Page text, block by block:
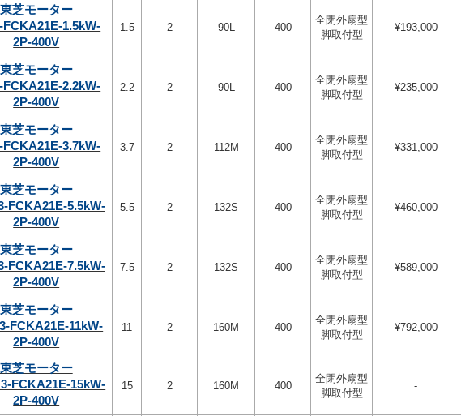
東芝モーター
FCKA21E-1.5kW-
2P-400V
1.5 2 90L 400
全閉外扇型
脚取付型
¥193,000
東芝モーター
FCKA21E-2.2kW-
2P-400V
2.2 2 90L 400
全閉外扇型
脚取付型
¥235,000
東芝モーター
FCKA21E-3.7kW-
2P-400V
3.7 2 112M 400
全閉外扇型
脚取付型
¥331,000
東芝モーター
FCKA21E-5.5kW-
2P-400V
5.5 2 132S 400
全閉外扇型
脚取付型
¥460,000
東芝モーター
FCKA21E-7.5kW-
2P-400V
7.5 2 132S 400
全閉外扇型
脚取付型
¥589,000
東芝モーター
FCKA21E-11kW-
2P-400V
11 2 160M 400
全閉外扇型
脚取付型
¥792,000
東芝モーター
FCKA21E-15kW-
2P-400V
15 2 160M 400
全閉外扇型
脚取付型
-